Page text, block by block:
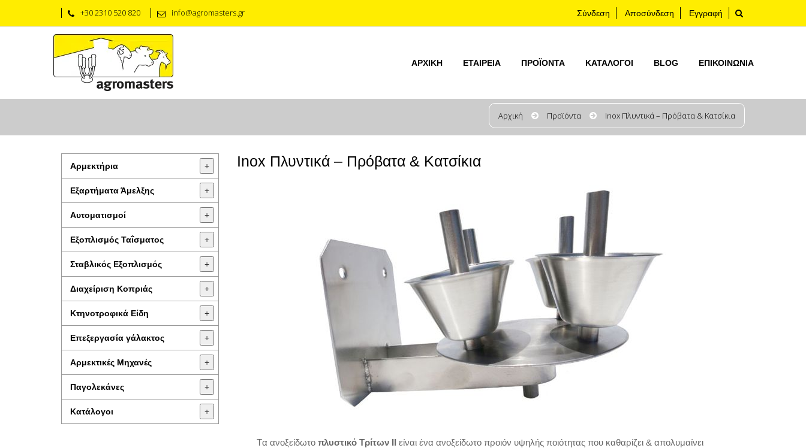
+30 2310 520 820 info@agromasters.gr Σύνδεση Αποσύνδεση Εγγραφή
ΑΡΧΙΚΉ ΕΤΑΙΡΕΊΑ ΠΡΟΪΟΝΤΑ ΚΑΤΆΛΟΓΟΙ BLOG ΕΠΙΚΟΙΝΩΝΊΑ
Αρχική Προϊόντα Inox Πλυντικά – Πρόβατα & Κατσίκια
Αρμεκτήρια +
Εξαρτήματα Άμελξης +
Αυτοματισμοί +
Εξοπλισμός Ταΐσματος +
Σταβλικός Εξοπλισμός +
Διαχείριση Κοπριάς +
Κτηνοτροφικά Είδη +
Επεξεργασία γάλακτος +
Aρμεκτικές Μηχανές +
Παγολεκάνες +
Κατάλογοι +
Inox Πλυντικά – Πρόβατα & Κατσίκια
Tα ανοξείδωτο πλυστικό Τρίτων ΙΙείναι ένα ανοξείδωτο προιόν υψηλής ποιότητας που καθαρίζει & απολυμαίνει